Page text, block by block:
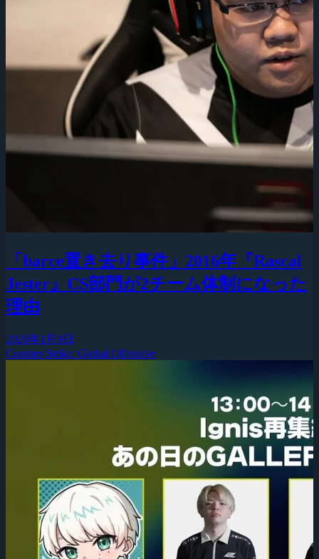
「barce置き去り事件」2016年『Rascal
Jester』CS部門が2チーム体制になった
理由
2026年1月9日
Counter-Strike: Global Offensive